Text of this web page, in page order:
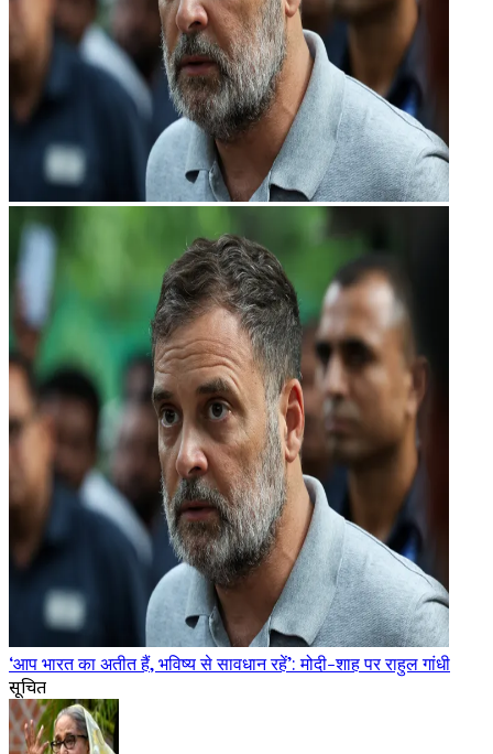
‘आप भारत का अतीत हैं, भविष्य से सावधान रहें’: मोदी-शाह पर राहुल गांधी
सूचित